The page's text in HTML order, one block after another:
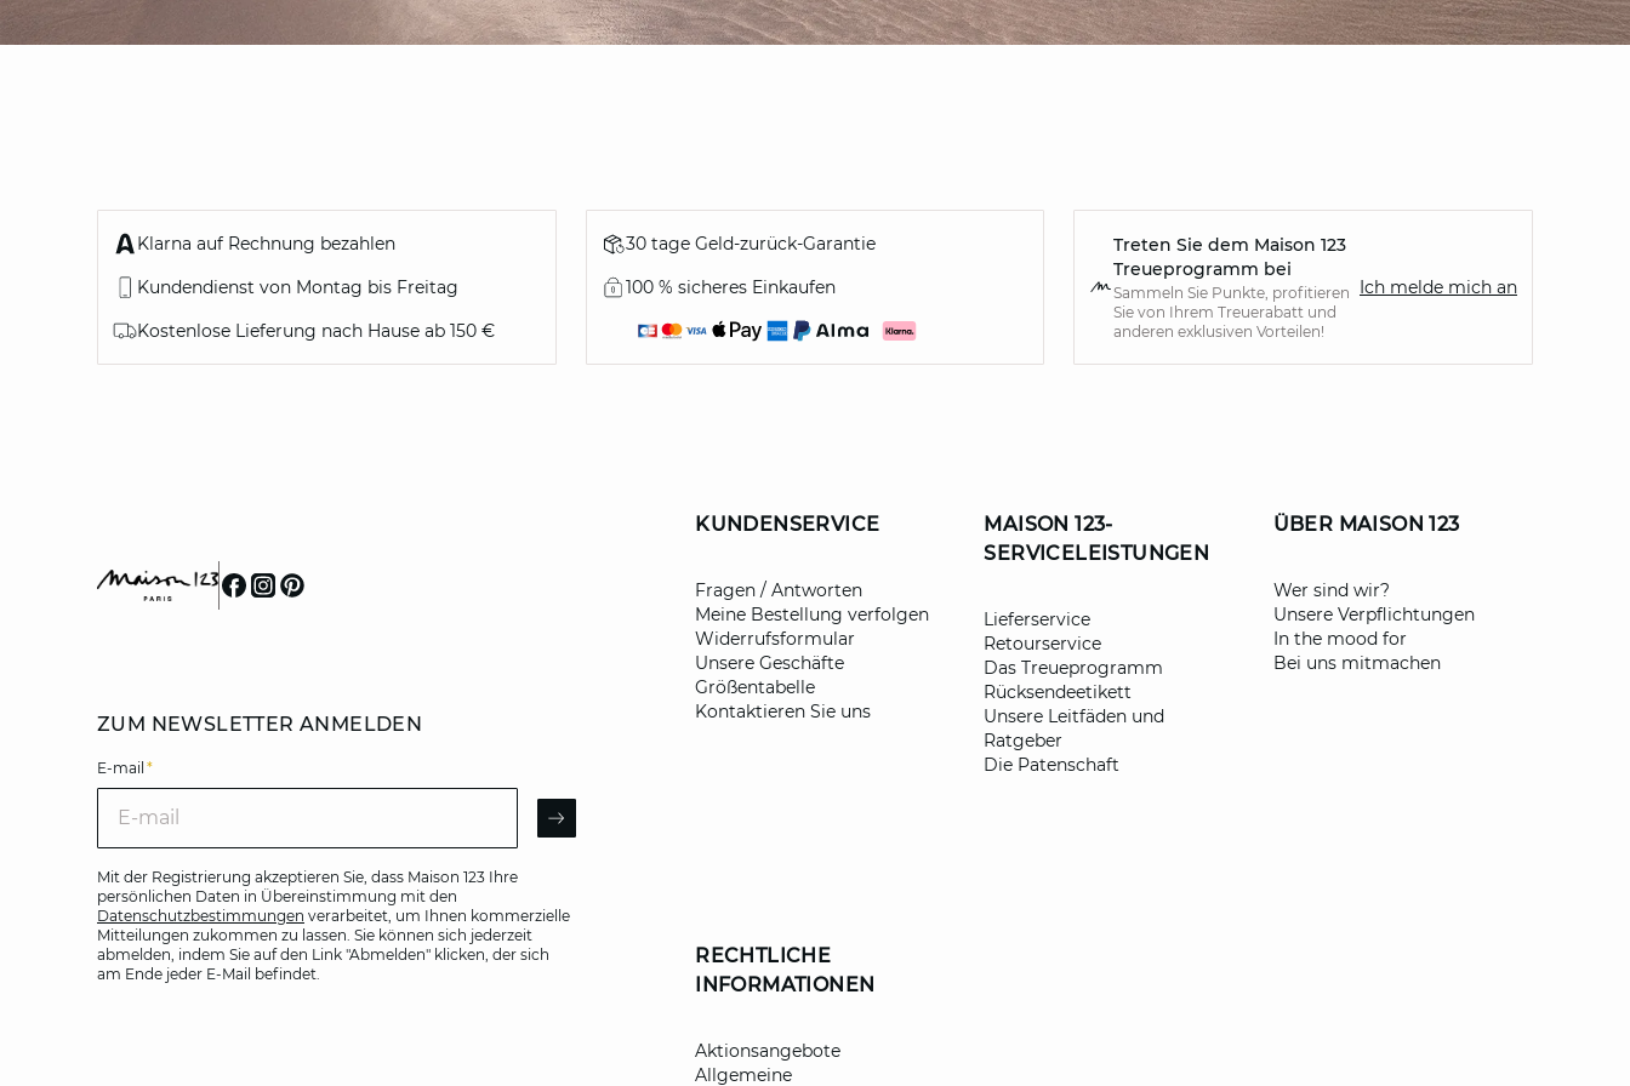
Klarna auf Rechnung bezahlen
Kundendienst von Montag bis Freitag
Kostenlose Lieferung nach Hause ab 150 €
30 tage Geld-zurück-Garantie
100 % sicheres Einkaufen
Treten Sie dem Maison 123
Treueprogramm bei
Sammeln Sie Punkte, profitieren
Sie von Ihrem Treuerabatt und
anderen exklusiven Vorteilen!
Ich melde mich an
ZUM NEWSLETTER ANMELDEN
E-mail *
ARROW
Mit der Registrierung akzeptieren Sie, dass Maison 123 Ihre
persönlichen Daten in Übereinstimmung mit den
Datenschutzbestimmungen verarbeitet, um Ihnen kommerzielle
Mitteilungen zukommen zu lassen. Sie können sich jederzeit
abmelden, indem Sie auf den Link "Abmelden" klicken, der sich
am Ende jeder E-Mail befindet.
KUNDENSERVICE
Fragen / Antworten
Meine Bestellung verfolgen
Widerrufsformular
Unsere Geschäfte
Größentabelle
Kontaktieren Sie uns
RECHTLICHE
INFORMATIONEN
Aktionsangebote
Allgemeine
MAISON 123-
SERVICELEISTUNGEN
Lieferservice
Retourservice
Das Treueprogramm
Rücksendeetikett
Unsere Leitfäden und
Ratgeber
Die Patenschaft
ÜBER MAISON 123
​Wer sind wir?
Unsere Verpflichtungen
In the mood for
Bei uns mitmachen